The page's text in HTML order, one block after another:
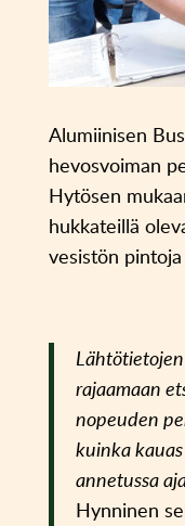
Alumiinisen
hevosvoiman
Hytösen
hukkateillä
vesistön
rajaamaan
nopeuden
kuinka
annetussa
Hynninen